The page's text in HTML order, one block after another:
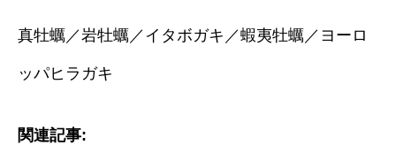
真牡蠣／岩牡蠣／イタボガキ／蝦夷牡蠣／ヨーロ
ッパヒラガキ
関連記事: